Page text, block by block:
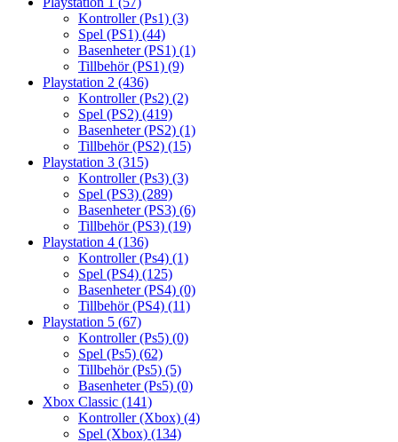
Kontroller (Ps1) (3)
Spel (PS1) (44)
Basenheter (PS1) (1)
Tillbehör (PS1) (9)
Playstation 2 (436)
Kontroller (Ps2) (2)
Spel (PS2) (419)
Basenheter (PS2) (1)
Tillbehör (PS2) (15)
Playstation 3 (315)
Kontroller (Ps3) (3)
Spel (PS3) (289)
Basenheter (PS3) (6)
Tillbehör (PS3) (19)
Playstation 4 (136)
Kontroller (Ps4) (1)
Spel (PS4) (125)
Basenheter (PS4) (0)
Tillbehör (PS4) (11)
Playstation 5 (67)
Kontroller (Ps5) (0)
Spel (Ps5) (62)
Tillbehör (Ps5) (5)
Basenheter (Ps5) (0)
Xbox Classic (141)
Kontroller (Xbox) (4)
Spel (Xbox) (134)